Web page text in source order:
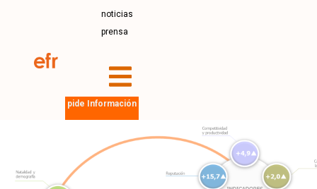
noticias
prensa
pide Información